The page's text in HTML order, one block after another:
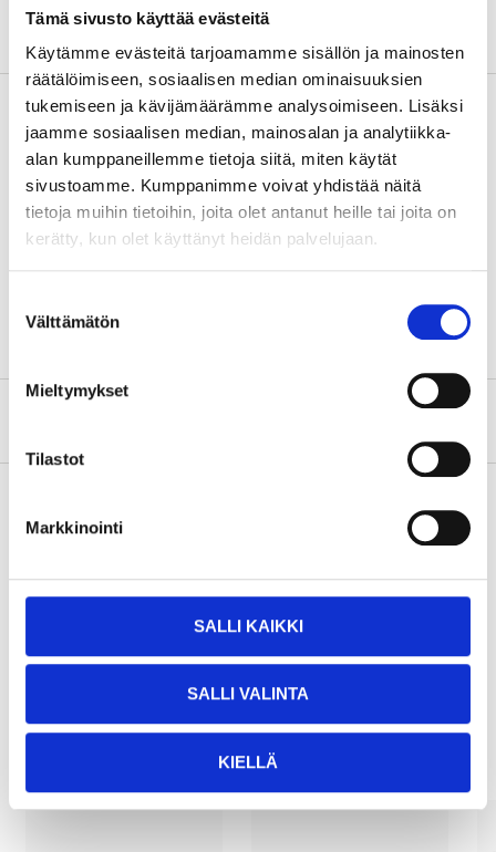
Tämä sivusto käyttää evästeitä
Käytämme evästeitä tarjoamamme sisällön ja mainosten
räätälöimiseen, sosiaalisen median ominaisuuksien
tukemiseen ja kävijämäärämme analysoimiseen. Lisäksi
jaamme sosiaalisen median, mainosalan ja analytiikka-
alan kumppaneillemme tietoja siitä, miten käytät
sivustoamme. Kumppanimme voivat yhdistää näitä
tietoja muihin tietoihin, joita olet antanut heille tai joita on
kerätty, kun olet käyttänyt heidän palvelujaan.
valinta
Välttämätön
Mieltymykset
Tilastot
Markkinointi
SALLI KAIKKI
SALLI VALINTA
KIELLÄ
Beskrivning
Varmgalvaniserad. Inkl. låsbygel. Kan kompletteras
och låsas med hänglås. Mått: 280 x 54 mm.
Köp & Hämta i ditt varuhus inom 2 timmar!
Relaterade produkter